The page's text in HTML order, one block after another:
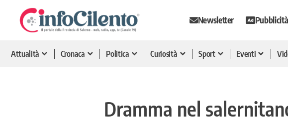
Newsletter Pubblicità
Attualità Cronaca Politica Curiosità Sport Eventi
Dramma nel